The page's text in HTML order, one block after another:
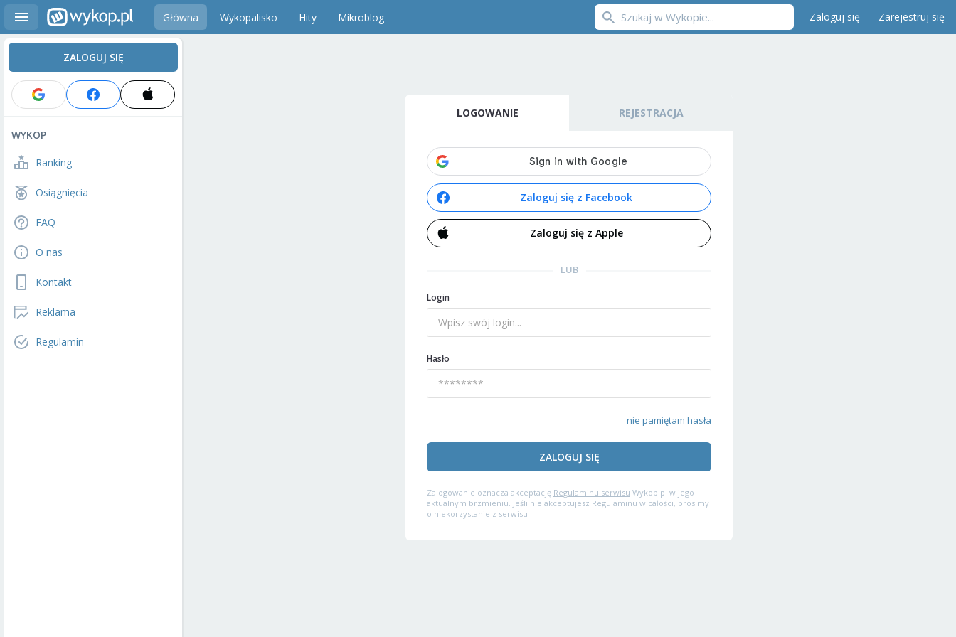
Główna Wykopalisko Hity Mikroblog Zaloguj się Zarejestruj się
ZALOGUJ SIĘ
WYKOP
Ranking
Osiągnięcia
FAQ
O nas
Kontakt
Reklama
Regulamin
LOGOWANIE REJESTRACJA
Zaloguj się z Facebook
Zaloguj się z Apple
LUB
Login
Hasło
nie pamiętam hasła
ZALOGUJ SIĘ
Zalogowanie oznacza akceptację Regulaminu serwisu Wykop.pl w jego
aktualnym brzmieniu. Jeśli nie akceptujesz Regulaminu w całości, prosimy
o niekorzystanie z serwisu.